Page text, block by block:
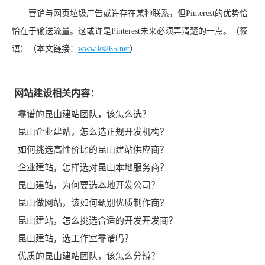
营销与网页垃圾广告或许存在某种联系，但Pinterest的优势恰
恰在于输送流量。这或许是Pinterest未来必须弄清楚的一点。（筱
语）（本文链接： www.ks265.net）
网站建设相关内容：
靠谱的昆山建站团队，该怎么选？
昆山企业建站，怎么选正规开发机构？
如何挑选高性价比的昆山建站供应商？
企业建站，怎样选对昆山本地服务商？
昆山建站，为何要选本地开发公司？
昆山做网站，该如何甄别优质制作商？
昆山建站，怎么挑选合适的开发开发商？
昆山建站，选工作室靠谱吗？
优质的昆山建站团队，该怎么分辨？